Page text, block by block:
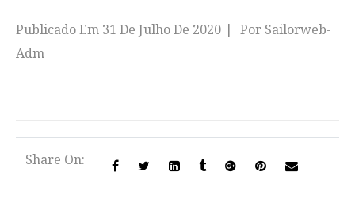
Publicado Em 31 De Julho De 2020 Por Sailorweb-
Adm
Share On: